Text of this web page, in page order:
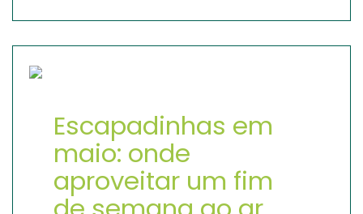
Escapadinhas em
maio: onde
aproveitar um fim